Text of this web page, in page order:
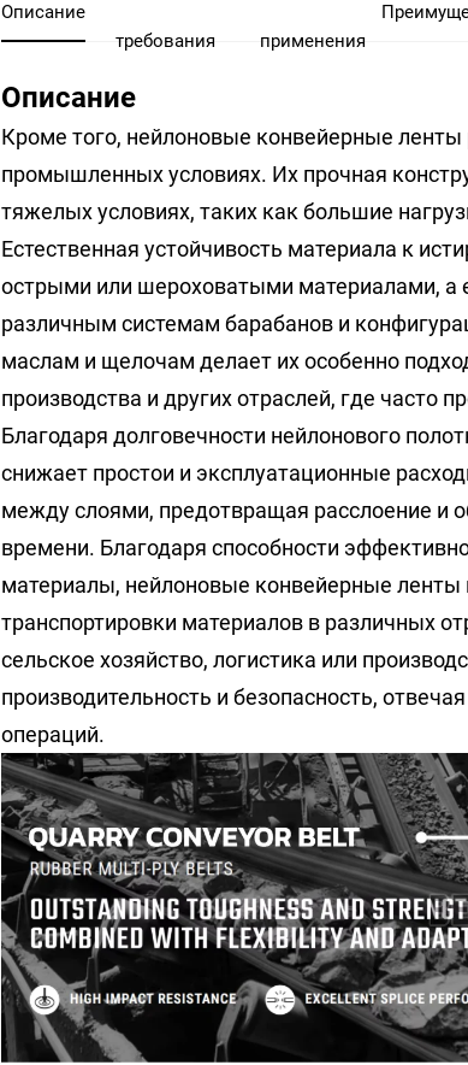
Описание
требования применения
Описание
Кроме того, нейлоновые конвейерные
промышленных условиях. Их прочная
тяжелых условиях, таких как большие
Естественная устойчивость материала к
острыми или шероховатыми материалами, а
различным системам барабанов и
маслам и щелочам делает их особенно
производства и других отраслей, где часто
Благодаря долговечности нейлонового
снижает простои и эксплуатационные
между слоями, предотвращая расслоение и
времени. Благодаря способности
материалы, нейлоновые конвейерные
транспортировки материалов в различных
сельское хозяйство, логистика или
производительность и безопасность,
операций.